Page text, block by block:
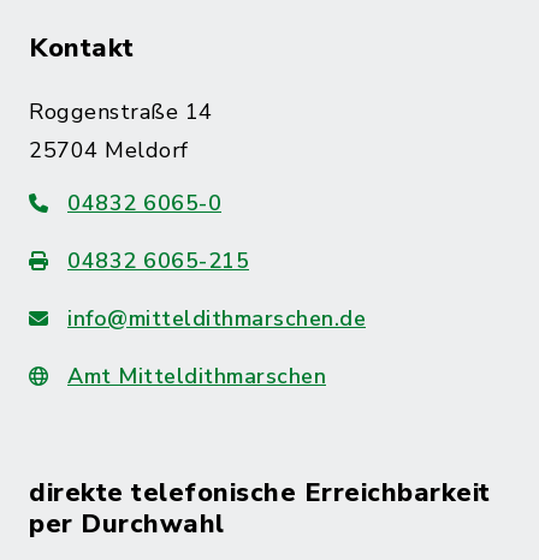
Kontakt
Roggenstraße 14
25704 Meldorf
04832 6065-0
04832 6065-215
info@mitteldithmarschen.de
Amt Mitteldithmarschen
direkte telefonische Erreichbarkeit
per Durchwahl